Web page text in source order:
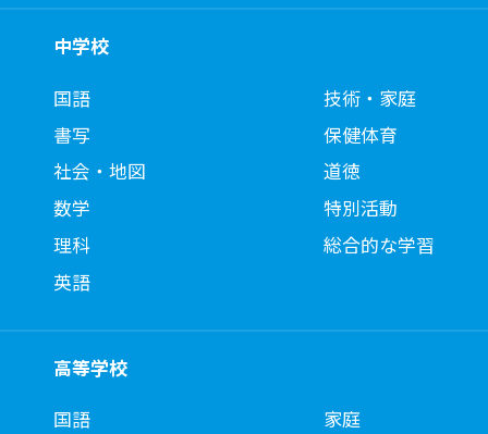
中学校
国語
書写
社会・地図
数学
理科
英語
技術・家庭
保健体育
道徳
特別活動
総合的な学習
高等学校
国語
家庭